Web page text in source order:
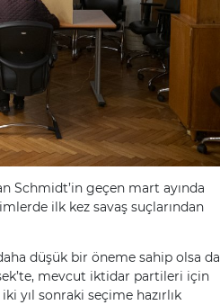
Schmidt’in geçen mart ayında
ilk kez savaş suçlarından
düşük bir öneme sahip olsa da
mevcut iktidar partileri için
yıl sonraki seçime hazırlık